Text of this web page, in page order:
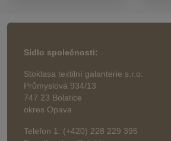
Sídlo společnosti:
Stoklasa textilní galanterie s.r.o.
Průmyslová 934/13
747 23 Bolatice
okres Opava
Telefon 1: (+420) 228 229 395